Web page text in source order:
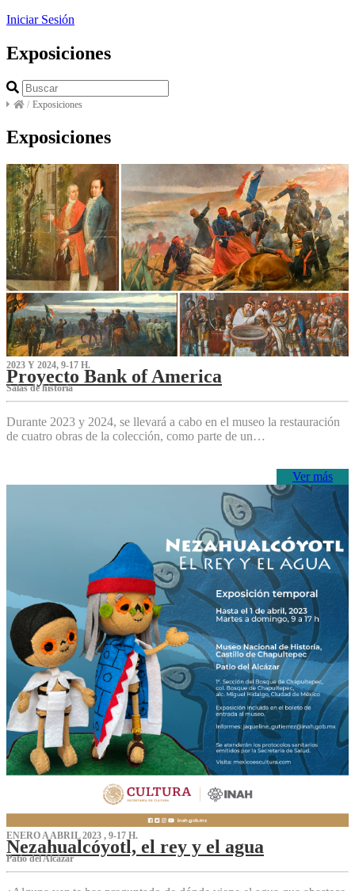
Iniciar Sesión
Exposiciones
/ Exposiciones
Exposiciones
2023 Y 2024, 9-17 H.
Proyecto Bank of America
S‌alas de historia
Durante 2023 y 2024, se llevará a cabo en el museo la restauración
de cuatro obras de la colección, como parte de un…
Ver más
ENERO A ABRIL 2023 , 9-17 H.
Nezahualcóyotl, el rey y el agua
Patio del Alcázar